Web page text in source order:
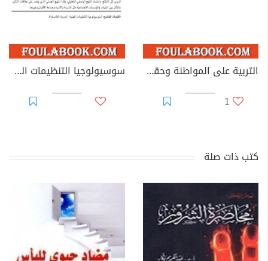
التربية على المواطنة وحقوق الإنسان مشروع تكوين مواطن الغد
1
سوسيولوجيا التنظيمات المهنية ورهانات تقعيد النموذج التنموي الجديد - المدرسة وإشكالية اللامساواة
كتب ذات صلة